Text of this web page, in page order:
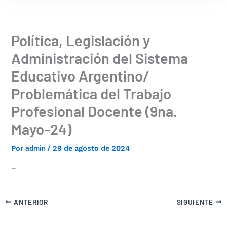
Política, Legislación y
Administración del Sistema
Educativo Argentino/
Problemática del Trabajo
Profesional Docente (9na.
Mayo-24)
Poradmin /29 de agosto de 2024
–
ANTERIOR SIGUIENTE